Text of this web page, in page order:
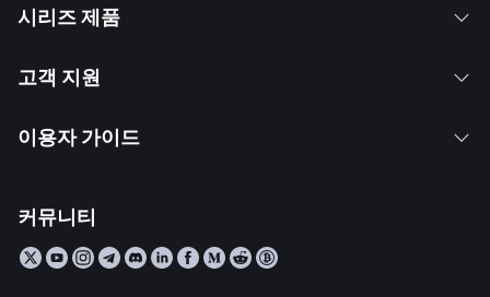
시리즈 제품
고객 지원
이용자 가이드
커뮤니티